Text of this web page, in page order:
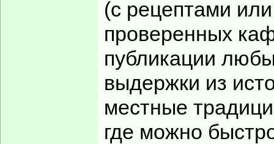
(с рецептами
проверенных
публикации
выдержки из
местные
где можно